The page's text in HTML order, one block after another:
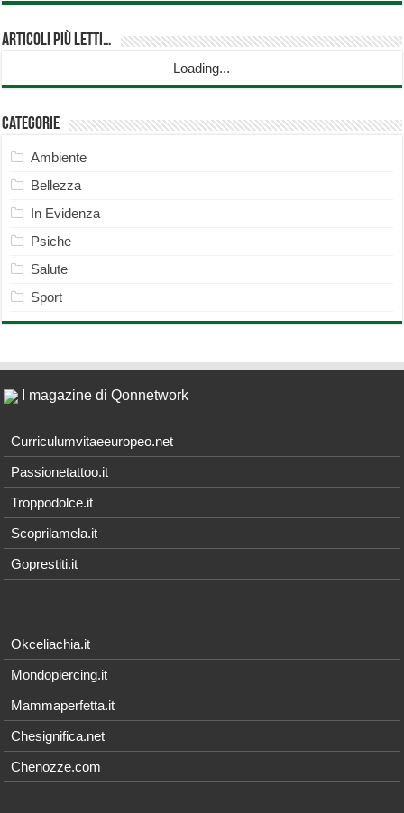
Articoli più Letti…
Loading...
Categorie
Ambiente
Bellezza
In Evidenza
Psiche
Salute
Sport
I magazine di Qonnetwork
Curriculumvitaeeuropeo.net
Passionetattoo.it
Troppodolce.it
Scoprilamela.it
Goprestiti.it
Okceliachia.it
Mondopiercing.it
Mammaperfetta.it
Chesignifica.net
Chenozze.com